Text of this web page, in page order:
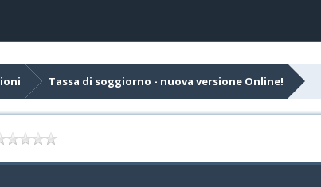
Tassa di soggiorno - nuova versione Online!